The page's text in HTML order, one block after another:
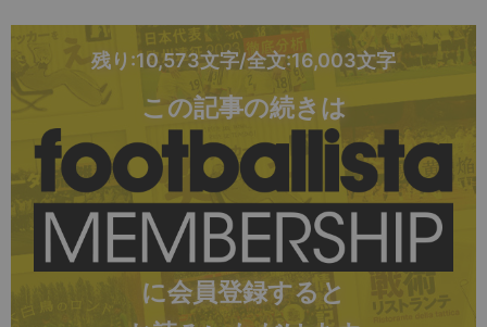
残り:10,573文字/全文:16,003文字
この記事の続きは
に会員登録すると